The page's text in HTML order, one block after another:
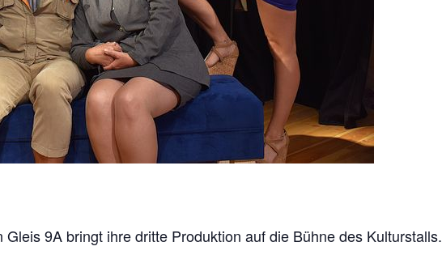
9A bringt ihre dritte Produktion auf die Bühne des Kulturstalls.